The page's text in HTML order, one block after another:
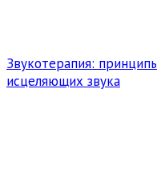
Звукотерапия:
исцеляющих звука